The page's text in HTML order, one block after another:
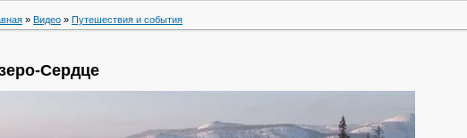
» Видео » Путешествия и события
Сердце